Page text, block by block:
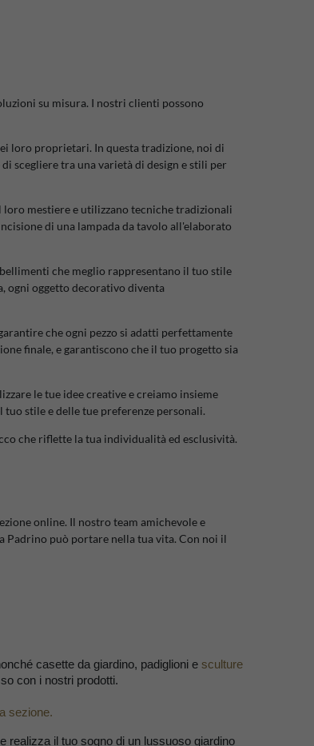
su misura. I nostri clienti possono
loro proprietari. In questa tradizione, noi di
scegliere tra una varietà di design e stili per
loro mestiere e utilizzano tecniche tradizionali
di una lampada da tavolo all'elaborato
che meglio rappresentano il tuo stile
ogni oggetto decorativo diventa
che ogni pezzo si adatti perfettamente
finale, e garantiscono che il tuo progetto sia
le tue idee creative e creiamo insieme
stile e delle tue preferenze personali.
che riflette la tua individualità ed esclusività.
online. Il nostro team amichevole e
Padrino può portare nella tua vita. Con noi il
casette da giardino, padiglioni e sculture
con i nostri prodotti.
sezione.
realizza il tuo sogno di un lussuoso giardino